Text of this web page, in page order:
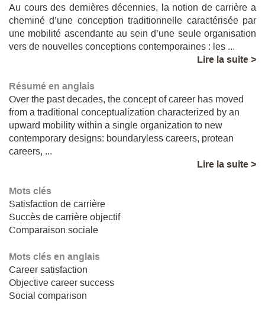
Au cours des dernières décennies, la notion de carrière a
cheminé d’une conception traditionnelle caractérisée par
une mobilité ascendante au sein d’une seule organisation
vers de nouvelles conceptions contemporaines : les ...
Lire la suite >
Résumé en anglais
Over the past decades, the concept of career has moved
from a traditional conceptualization characterized by an
upward mobility within a single organization to new
contemporary designs: boundaryless careers, protean
careers, ...
Lire la suite >
Mots clés
Satisfaction de carrière
Succès de carrière objectif
Comparaison sociale
Mots clés en anglais
Career satisfaction
Objective career success
Social comparison